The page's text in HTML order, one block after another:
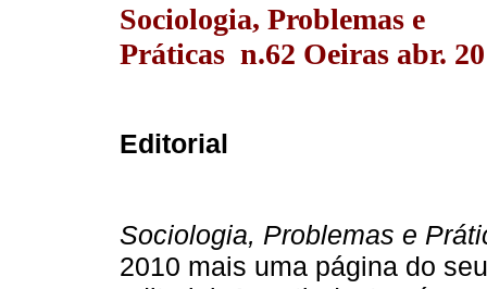
Sociologia, Problemas e
Práticas n.62 Oeiras abr.
Editorial
Sociologia, Problemas e
2010 mais uma página do